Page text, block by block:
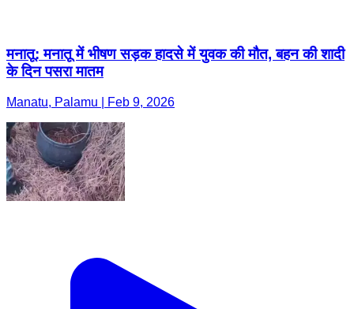
मनातू: मनातू में भीषण सड़क हादसे में युवक की मौत, बहन की शादी
के दिन पसरा मातम
Manatu, Palamu | Feb 9, 2026